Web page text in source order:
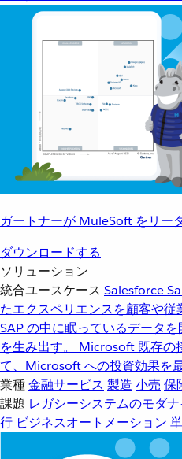
ガートナーが MuleSoft をリー
ダウンロードする
ソリューション
統合ユースケース Salesforce
たエクスペリエンスを顧客や従
SAP の中に眠っているデータ
を生み出す。
Microsoft 既存の
て、Microsoft への投資効果を最
業種金融サービス 製造 小売 保
課題 レガシーシステムのモダ
行 ビジネスオートメーション